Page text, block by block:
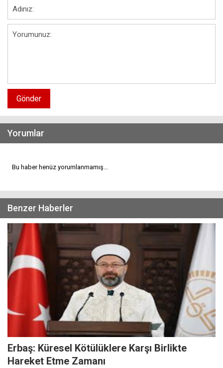
Gönder
Yorumlar
Bu haber henüz yorumlanmamış...
Benzer Haberler
Erbaş: Küresel Kötülüklere Karşı Birlikte
Hareket Etme Zamanı